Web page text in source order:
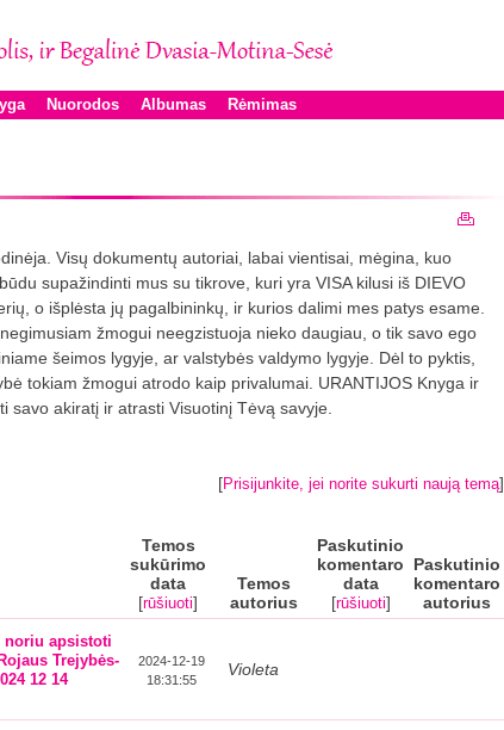
Nuorodos Albumas Rėmimas
Visų dokumentų autoriai, labai vientisai, mėgina, kuo
supažindinti mus su tikrove, kuri yra VISA kilusi iš DIEVO
o išplėsta jų pagalbininkų, ir kurios dalimi mes patys esame.
žmogui neegzistuoja nieko daugiau, o tik savo ego
šeimos lygyje, ar valstybės valdymo lygyje. Dėl to pyktis,
tokiam žmogui atrodo kaip privalumai. URANTIJOS Knyga ir
akiratį ir atrasti Visuotinį Tėvą savyje.
[Prisijunkite, jei norite sukurti naują temą]
Temos
sukūrimo
data
[rūšiuoti]
Temos
autorius
Paskutinio
komentaro
data
[rūšiuoti]
Paskutinio
komentaro
autorius
noriu apsistoti
Trejybės-
12 14
2024-12-19
18:31:55
Violeta